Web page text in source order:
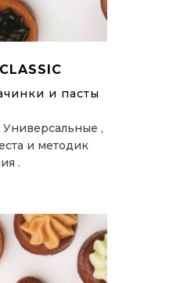
и пасты
,
и методик
.